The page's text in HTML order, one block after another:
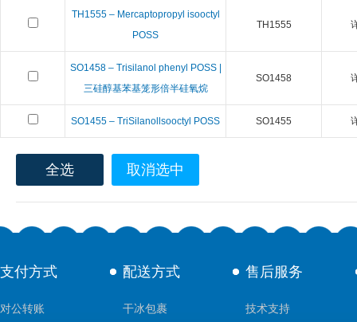
TH1555 – Mercaptopropyl isooctyl
POSS
TH1555
SO1458 – Trisilanol phenyl POSS |
三硅醇基苯基笼形倍半硅氧烷
SO1458
SO1455 – TriSilanollsooctyl POSS SO1455
全选 取消选中
支付方式
对公转账
配送方式
干冰包裹
售后服务
技术支持